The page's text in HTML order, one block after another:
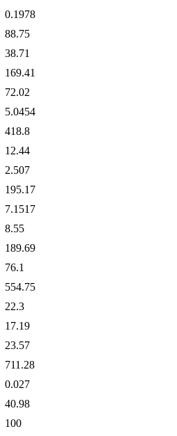
0.1978
88.75
38.71
169.41
72.02
5.0454
418.8
12.44
2.507
195.17
7.1517
8.55
189.69
76.1
554.75
22.3
17.19
23.57
711.28
0.027
40.98
100